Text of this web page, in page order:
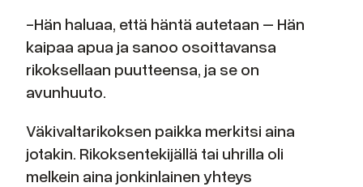
-Hän haluaa, että häntä autetaan – Hän
kaipaa apua ja sanoo osoittavansa
rikoksellaan puutteensa, ja se on
avunhuuto.
Väkivaltarikoksen paikka merkitsi aina
jotakin. Rikoksentekijällä tai uhrilla oli
melkein aina jonkinlainen yhteys